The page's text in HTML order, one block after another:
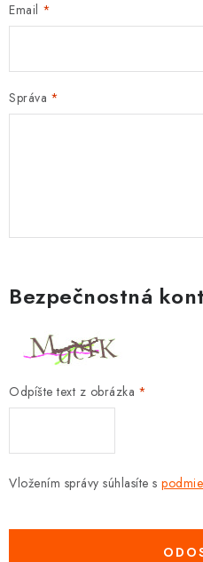
Email
Správa
Bezpečnostná
Odpíšte text z obrázka
Vložením správy súhlasíte s